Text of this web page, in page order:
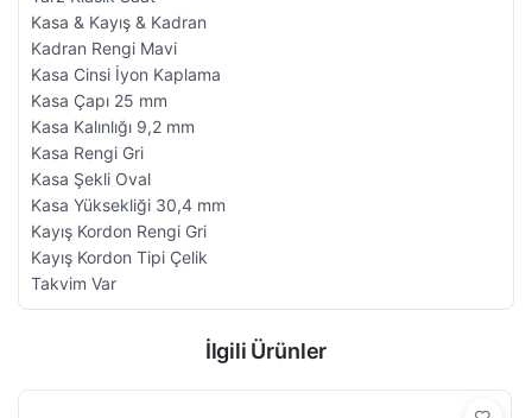
Kasa & Kayış & Kadran
Kadran Rengi Mavi
Kasa Cinsi İyon Kaplama
Kasa Çapı 25 mm
Kasa Kalınlığı 9,2 mm
Kasa Rengi Gri
Kasa Şekli Oval
Kasa Yüksekliği 30,4 mm
Kayış Kordon Rengi Gri
Kayış Kordon Tipi Çelik
Takvim Var
İlgili Ürünler